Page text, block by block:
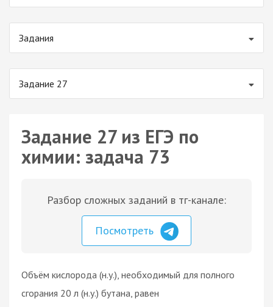
Задания
Задание 27
Задание 27 из ЕГЭ по
химии: задача 73
Разбор сложных заданий в тг-канале:
Посмотреть
Объём кислорода (н.у.), необходимый для полного
сгорания 20 л (н.у.) бутана, равен